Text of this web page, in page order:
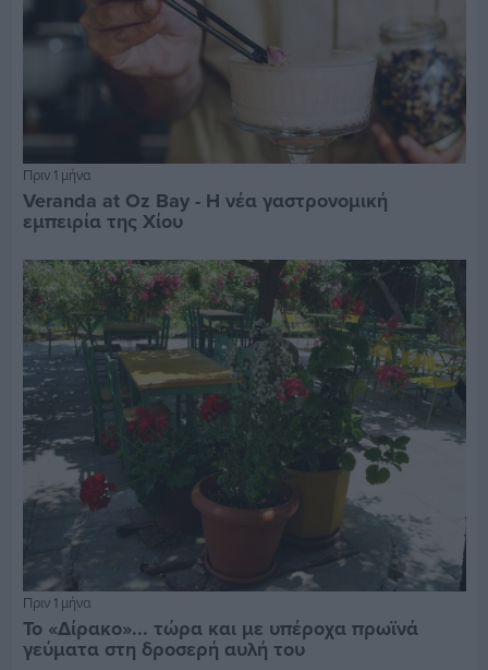
Πριν 1 μήνα
Veranda at Oz Bay - Η νέα γαστρονομική
εμπειρία της Χίου
Πριν 1 μήνα
Το «Δίρακο»... τώρα και με υπέροχα πρωϊνά
γεύματα στη δροσερή αυλή του